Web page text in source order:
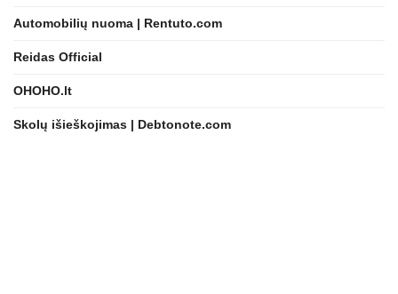
Automobilių nuoma | Rentuto.com
Reidas Official
OHOHO.lt
Skolų išieškojimas | Debtonote.com